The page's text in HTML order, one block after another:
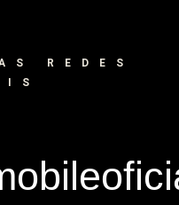
REDES